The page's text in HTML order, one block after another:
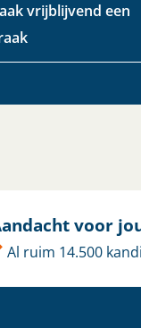
vrijblijvend een
voor
Al ruim 14.500